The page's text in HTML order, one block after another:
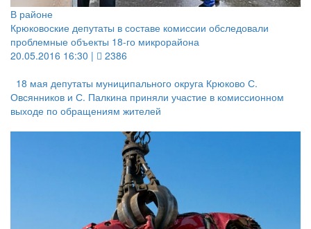
В районе
Крюковоские депутаты в составе комиссии обследовали
проблемные объекты 18-го микрорайона
20.05.2016 16:30 |
2386
18 мая депутаты муниципального округа Крюково С.
Овсянников и С. Палкина приняли участие в комиссионном
выходе по обращениям жителей